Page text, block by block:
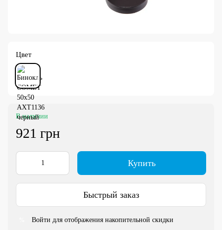
Цвет
В наличии
921 грн
Купить
Быстрый заказ
Войти для отображения накопительной скидки